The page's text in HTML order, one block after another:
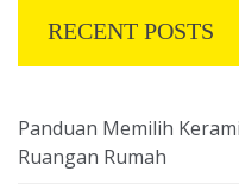
RECENT POSTS
Panduan Memilih
Ruangan Rumah